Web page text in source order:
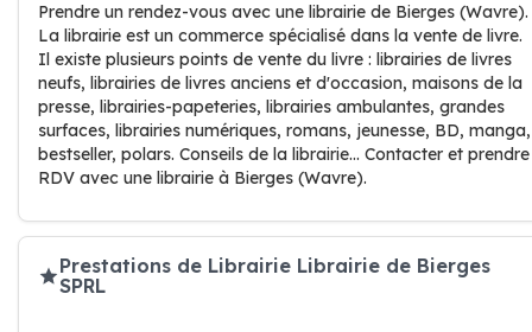
Prendre un rendez-vous avec une librairie de Bierges (Wavre).
La librairie est un commerce spécialisé dans la vente de livre.
Il existe plusieurs points de vente du livre : librairies de livres
neufs, librairies de livres anciens et d'occasion, maisons de la
presse, librairies-papeteries, librairies ambulantes, grandes
surfaces, librairies numériques, romans, jeunesse, BD, manga,
bestseller, polars. Conseils de la librairie... Contacter et prendre
RDV avec une librairie à Bierges (Wavre).
Prestations de Librairie Librairie de Bierges
SPRL